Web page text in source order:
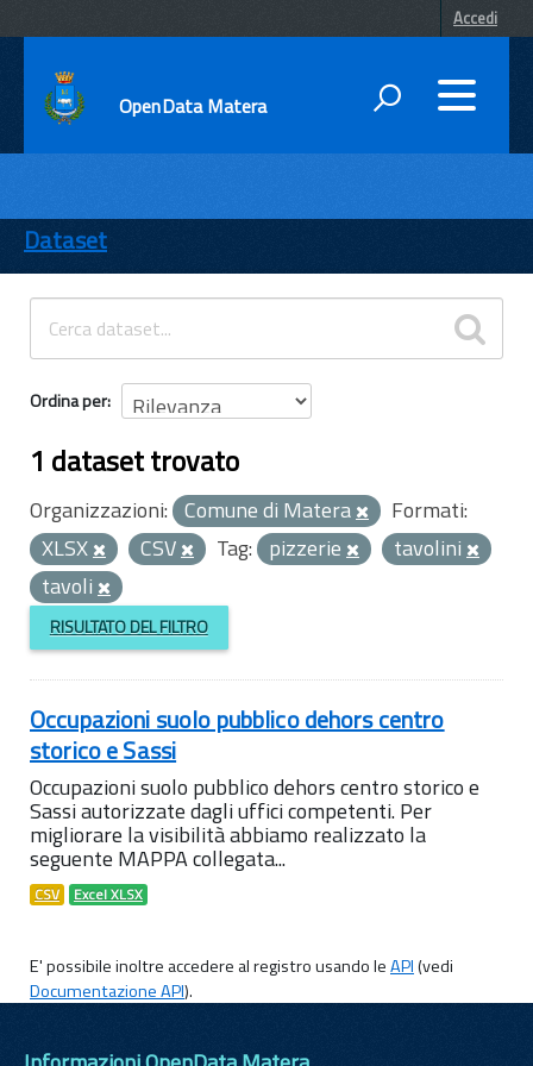
Accedi
OpenData Matera
ENTI
TEMI
INFORMAZIONI
Dataset
Ordina per
1 dataset trovato
Organizzazioni: Comune di Matera
Formati:
XLSX
CSV Tag: pizzerie
tavolini
tavoli
RISULTATO DEL FILTRO
Occupazioni suolo pubblico dehors centro
storico e Sassi
Occupazioni suolo pubblico dehors centro storico e
Sassi autorizzate dagli uffici competenti. Per
migliorare la visibilità abbiamo realizzato la
seguente MAPPA collegata...
CSV Excel XLSX
E' possibile inoltre accedere al registro usando leAPI(vedi
Documentazione API).